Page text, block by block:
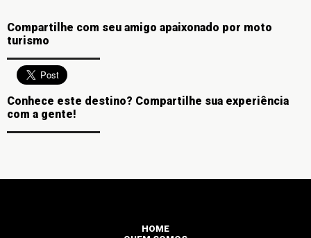
Compartilhe com seu amigo apaixonado por moto
turismo
Conhece este destino? Compartilhe sua experiência
com a gente!
HOME